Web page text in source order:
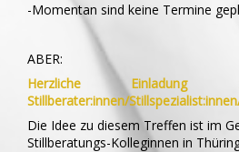
-Momentan sind keine Termine
ABER:
Herzliche Einladung
Stillberater:innen/
Die Idee zu diesem Treffen ist im
Stillberatungs-Kolleginnen in